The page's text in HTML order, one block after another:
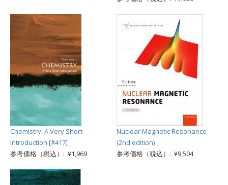
Chemistry: A Very Short
Introduction [#417]
参考価格（税込）: ¥1,969
Nuclear Magnetic Resonance
(2nd edition)
参考価格（税込）: ¥9,504